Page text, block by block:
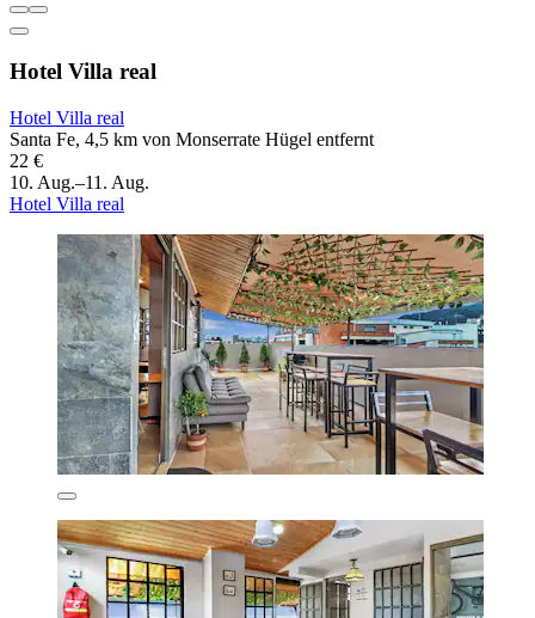
Hotel Villa real
Hotel Villa real
Santa Fe, 4,5 km von Monserrate Hügel entfernt
22 €
10. Aug.–11. Aug.
Hotel Villa real